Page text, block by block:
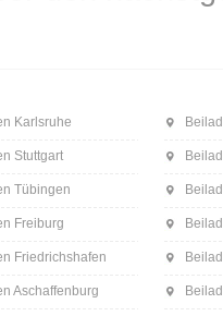
Karlsruhe
Stuttgart
Tübingen
Freiburg
Friedrichshafen
Aschaffenburg